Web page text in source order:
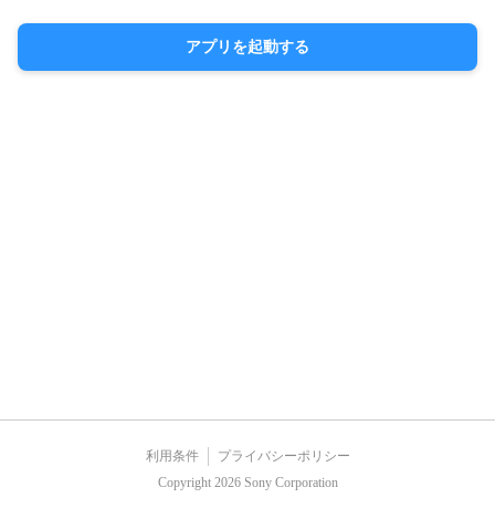
アプリを起動する
利用条件
プライバシーポリシー
Copyright 2026 Sony Corporation